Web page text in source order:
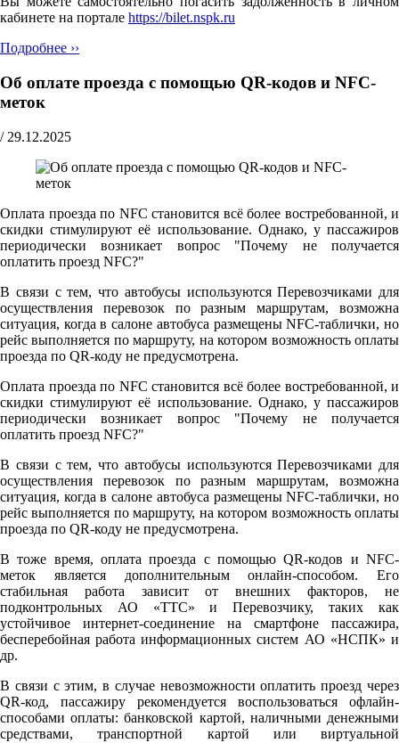
кабинете на портале https://bilet.nspk.ru
Подробнее ››
Об оплате проезда с помощью QR-кодов и NFC-
меток
/ 29.12.2025
Оплата проезда по NFC становится всё более востребованной, и
скидки стимулируют её использование. Однако, у пассажиров
периодически возникает вопрос "Почему не получается
оплатить проезд NFC?"
В связи с тем, что автобусы используются Перевозчиками для
осуществления перевозок по разным маршрутам, возможна
ситуация, когда в салоне автобуса размещены NFC-таблички, но
рейс выполняется по маршруту, на котором возможность оплаты
проезда по QR-коду не предусмотрена.
Оплата проезда по NFC становится всё более востребованной, и
скидки стимулируют её использование. Однако, у пассажиров
периодически возникает вопрос "Почему не получается
оплатить проезд NFC?"
В связи с тем, что автобусы используются Перевозчиками для
осуществления перевозок по разным маршрутам, возможна
ситуация, когда в салоне автобуса размещены NFC-таблички, но
рейс выполняется по маршруту, на котором возможность оплаты
проезда по QR-коду не предусмотрена.
В тоже время, оплата проезда с помощью QR-кодов и NFC-
меток является дополнительным онлайн-способом. Его
стабильная работа зависит от внешних факторов, не
подконтрольных АО «ТТС» и Перевозчику, таких как
устойчивое интернет-соединение на смартфоне пассажира,
бесперебойная работа информационных систем АО «НСПК» и
др.
В связи с этим, в случае невозможности оплатить проезд через
QR-код, пассажиру рекомендуется воспользоваться офлайн-
способами оплаты: банковской картой, наличными денежными
средствами, транспортной картой или виртуальной